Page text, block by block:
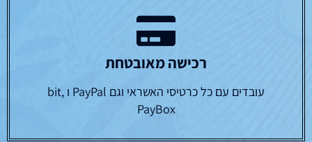
רכישה מאובטחת
עובדים עם כל כרטיסי האשראי וגם PayPal ו bit,
PayBox